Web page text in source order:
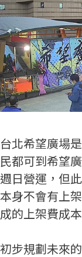
台北希望廣場
民都可到希望
週日營運，但
本身不會有上
成的上架費成本
初步規劃未來